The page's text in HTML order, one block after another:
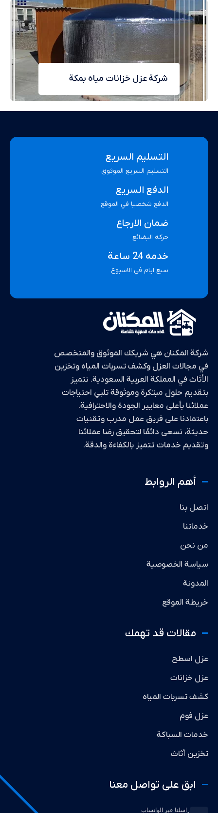
شركة عزل خزانات مياه بمكة
التسليم السريع
التسليم السريع الموثوق
الدفع السريع
الدفع شخصيا في الموقع
ضمان الارجاع
حركه البضائع
خدمه 24 ساعة
سبع ايام في الاسبوع
شركة المكنان هي شريكك الموثوق والمتخصص
في مجالات العزل وكشف تسربات المياه وتخزين
الأثاث في المملكة العربية السعودية. نتميز
بتقديم حلول مبتكرة وموثوقة تلبي احتياجات
عملائنا بأعلى معايير الجودة والاحترافية.
باعتمادنا على فريق عمل مدرب وتقنيات
حديثة، نسعى دائمًا لتحقيق رضا عملائنا
وتقديم خدمات تتميز بالكفاءة والدقة.
أهم الروابط
اتصل بنا
خدماتنا
من نحن
سياسة الخصوصية
المدونة
خريطة الموقع
مقالات قد تهمك
عزل اسطح
عزل خزانات
كشف تسربات المياه
عزل فوم
خدمات السباكة
تخزين أثاث
ابق على تواصل معنا
راسلنا عبر الواتساب